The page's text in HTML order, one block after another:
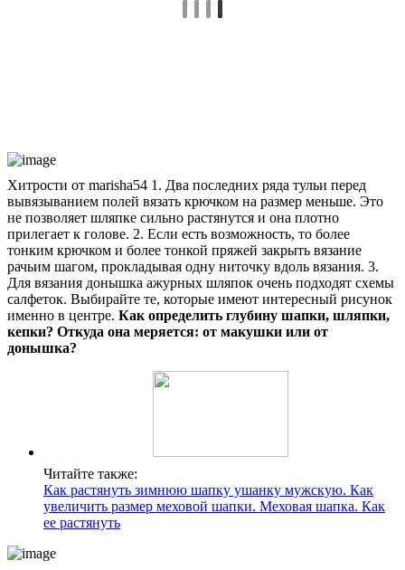
Хитрости от marisha54 1. Два последних ряда тульи перед
вывязыванием полей вязать крючком на размер меньше. Это
не позволяет шляпке сильно растянутся и она плотно
прилегает к голове. 2. Если есть возможность, то более
тонким крючком и более тонкой пряжей закрыть вязание
рачьим шагом, прокладывая одну ниточку вдоль вязания. 3.
Для вязания донышка ажурных шляпок очень подходят схемы
салфеток. Выбирайте те, которые имеют интересный рисунок
именно в центре. Как определить глубину шапки, шляпки,
кепки? Откуда она меряется: от макушки или от
донышка?
Читайте также:
Как растянуть зимнюю шапку ушанку мужскую. Как
увеличить размер меховой шапки. Меховая шапка. Как
ее растянуть